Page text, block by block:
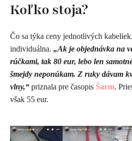
Koľko stoja?
Čo sa týka ceny jednotlivých
individuálna. „Ak je objednávka na
rúčkami, tak 80 eur, lebo len
šmejdy neponúkam. Z ruky dávam
vlny,“ priznala pre časopis Šarm.
však 55 eur.